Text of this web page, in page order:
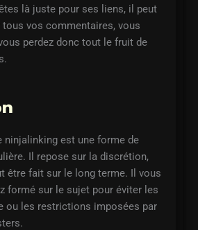
là juste pour ses liens, il peut
tous vos commentaires, vous
perdez donc tout le fruit de
ninjalinking est une forme de
Il repose sur la discrétion,
être fait sur le long terme. Il vous
formé sur le sujet pour éviter les
ou les restrictions imposées par